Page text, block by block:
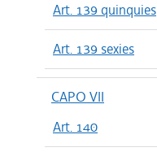
Art. 139 quinquies
Art. 139 sexies
CAPO VII
Art. 140